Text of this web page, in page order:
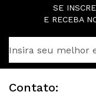
SE
E RECEBA
Contato: